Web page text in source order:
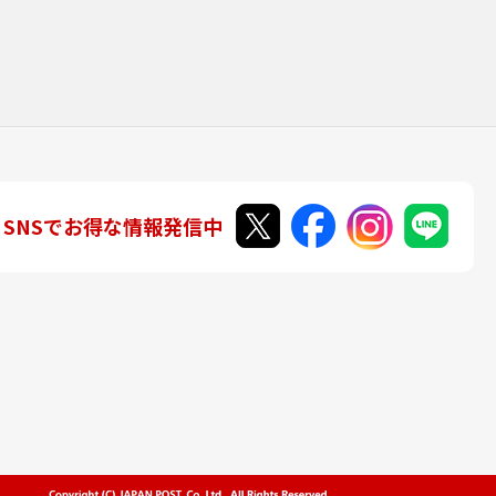
SNSでお得な情報発信中